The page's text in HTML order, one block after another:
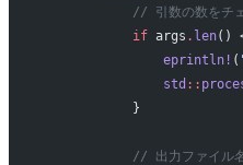
// 引数の数をチ
            if
args . len()
                eprintln!
(
                std
::
            }
// 出力ファイル